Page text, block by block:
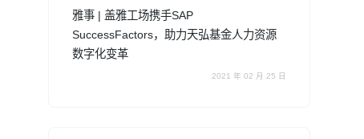
雅事 | 盖雅工场携手SAP
SuccessFactors，助力天弘基金人力资源
数字化变革
2021 年 02 月 25 日